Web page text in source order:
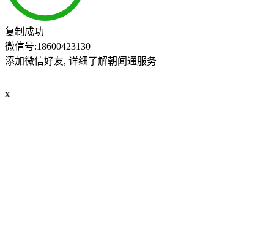
复制成功
微信号:18600423130
添加微信好友, 详细了解朝闻通服务
x